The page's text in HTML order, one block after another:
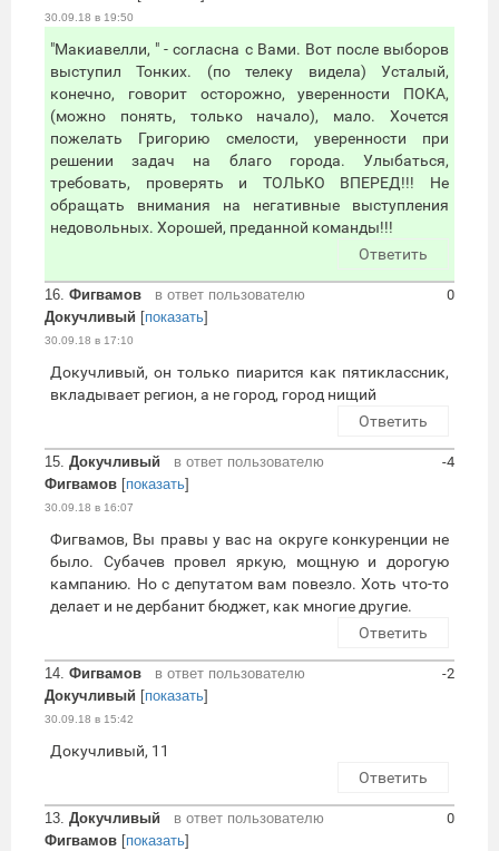
30.09.18 в 19:50
"Макиавелли, " - согласна с Вами. Вот после выборов
выступил Тонких. (по телеку видела) Усталый,
конечно, говорит осторожно, уверенности ПОКА,
(можно понять, только начало), мало. Хочется
пожелать Григорию смелости, уверенности при
решении задач на благо города. Улыбаться,
требовать, проверять и ТОЛЬКО ВПЕРЕД!!! Не
обращать внимания на негативные выступления
недовольных. Хорошей, преданной команды!!!
Ответить
16. Фигвамов
в ответ пользователю
Докучливый [показать]
30.09.18 в 17:10
0
Докучливый, он только пиарится как пятиклассник,
вкладывает регион, а не город, город нищий
Ответить
15. Докучливый
в ответ пользователю
Фигвамов [показать]
30.09.18 в 16:07
-4
Фигвамов, Вы правы у вас на округе конкуренции не
было. Субачев провел яркую, мощную и дорогую
кампанию. Но с депутатом вам повезло. Хоть что-то
делает и не дербанит бюджет, как многие другие.
Ответить
14. Фигвамов
в ответ пользователю
Докучливый [показать]
30.09.18 в 15:42
-2
Докучливый, 11
Ответить
13. Докучливый
в ответ пользователю
Фигвамов [показать]
0